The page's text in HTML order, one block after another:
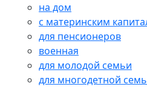
на дом
с материнским
для пенсионеров
военная
для молодой семьи
для многодетной